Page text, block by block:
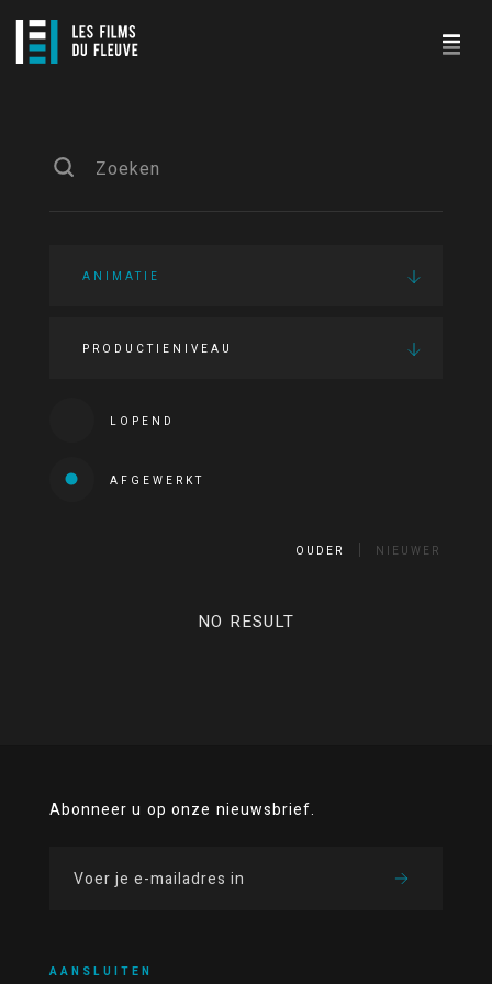
ANIMATIE
PRODUCTIENIVEAU
LOPEND
AFGEWERKT
OUDER NIEUWER
NO RESULT
Abonneer u op onze nieuwsbrief.
AANSLUITEN